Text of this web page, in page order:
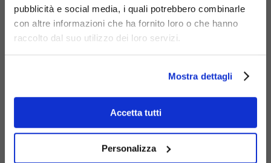
pubblicità e social media, i quali potrebbero combinarle
con altre informazioni che ha fornito loro o che hanno
raccolto dal suo utilizzo dei loro servizi.
Mostra dettagli
Accetta tutti
Personalizza
Cestino
Diapason
antiterrorismo
G502